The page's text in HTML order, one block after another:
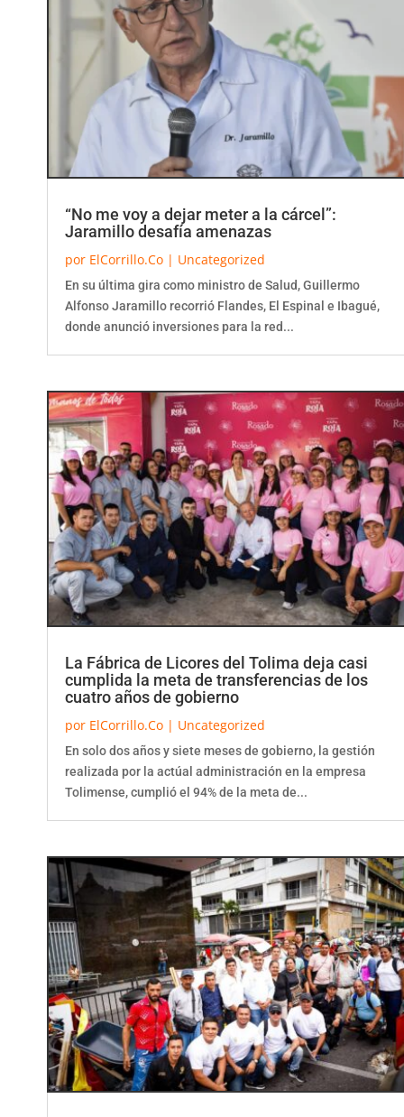
“No me voy a dejar meter a la cárcel”:
Jaramillo desafía amenazas
por ElCorrillo.Co | Uncategorized
En su última gira como ministro de Salud, Guillermo
Alfonso Jaramillo recorrió Flandes, El Espinal e Ibagué,
donde anunció inversiones para la red...
La Fábrica de Licores del Tolima deja casi
cumplida la meta de transferencias de los
cuatro años de gobierno
por ElCorrillo.Co | Uncategorized
En solo dos años y siete meses de gobierno, la gestión
realizada por la actúal administración en la empresa
Tolimense, cumplió el 94% de la meta de...